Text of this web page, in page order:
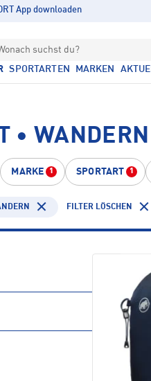
App downloaden
suchst du?
SPORTARTEN MARKEN
• WANDERN
MARKE 1 SPORTART 1
FILTER LÖSCHEN